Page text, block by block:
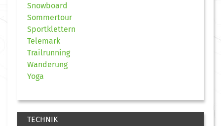
Snowboard
Sommertour
Sportklettern
Telemark
Trailrunning
Wanderung
Yoga
TECHNIK